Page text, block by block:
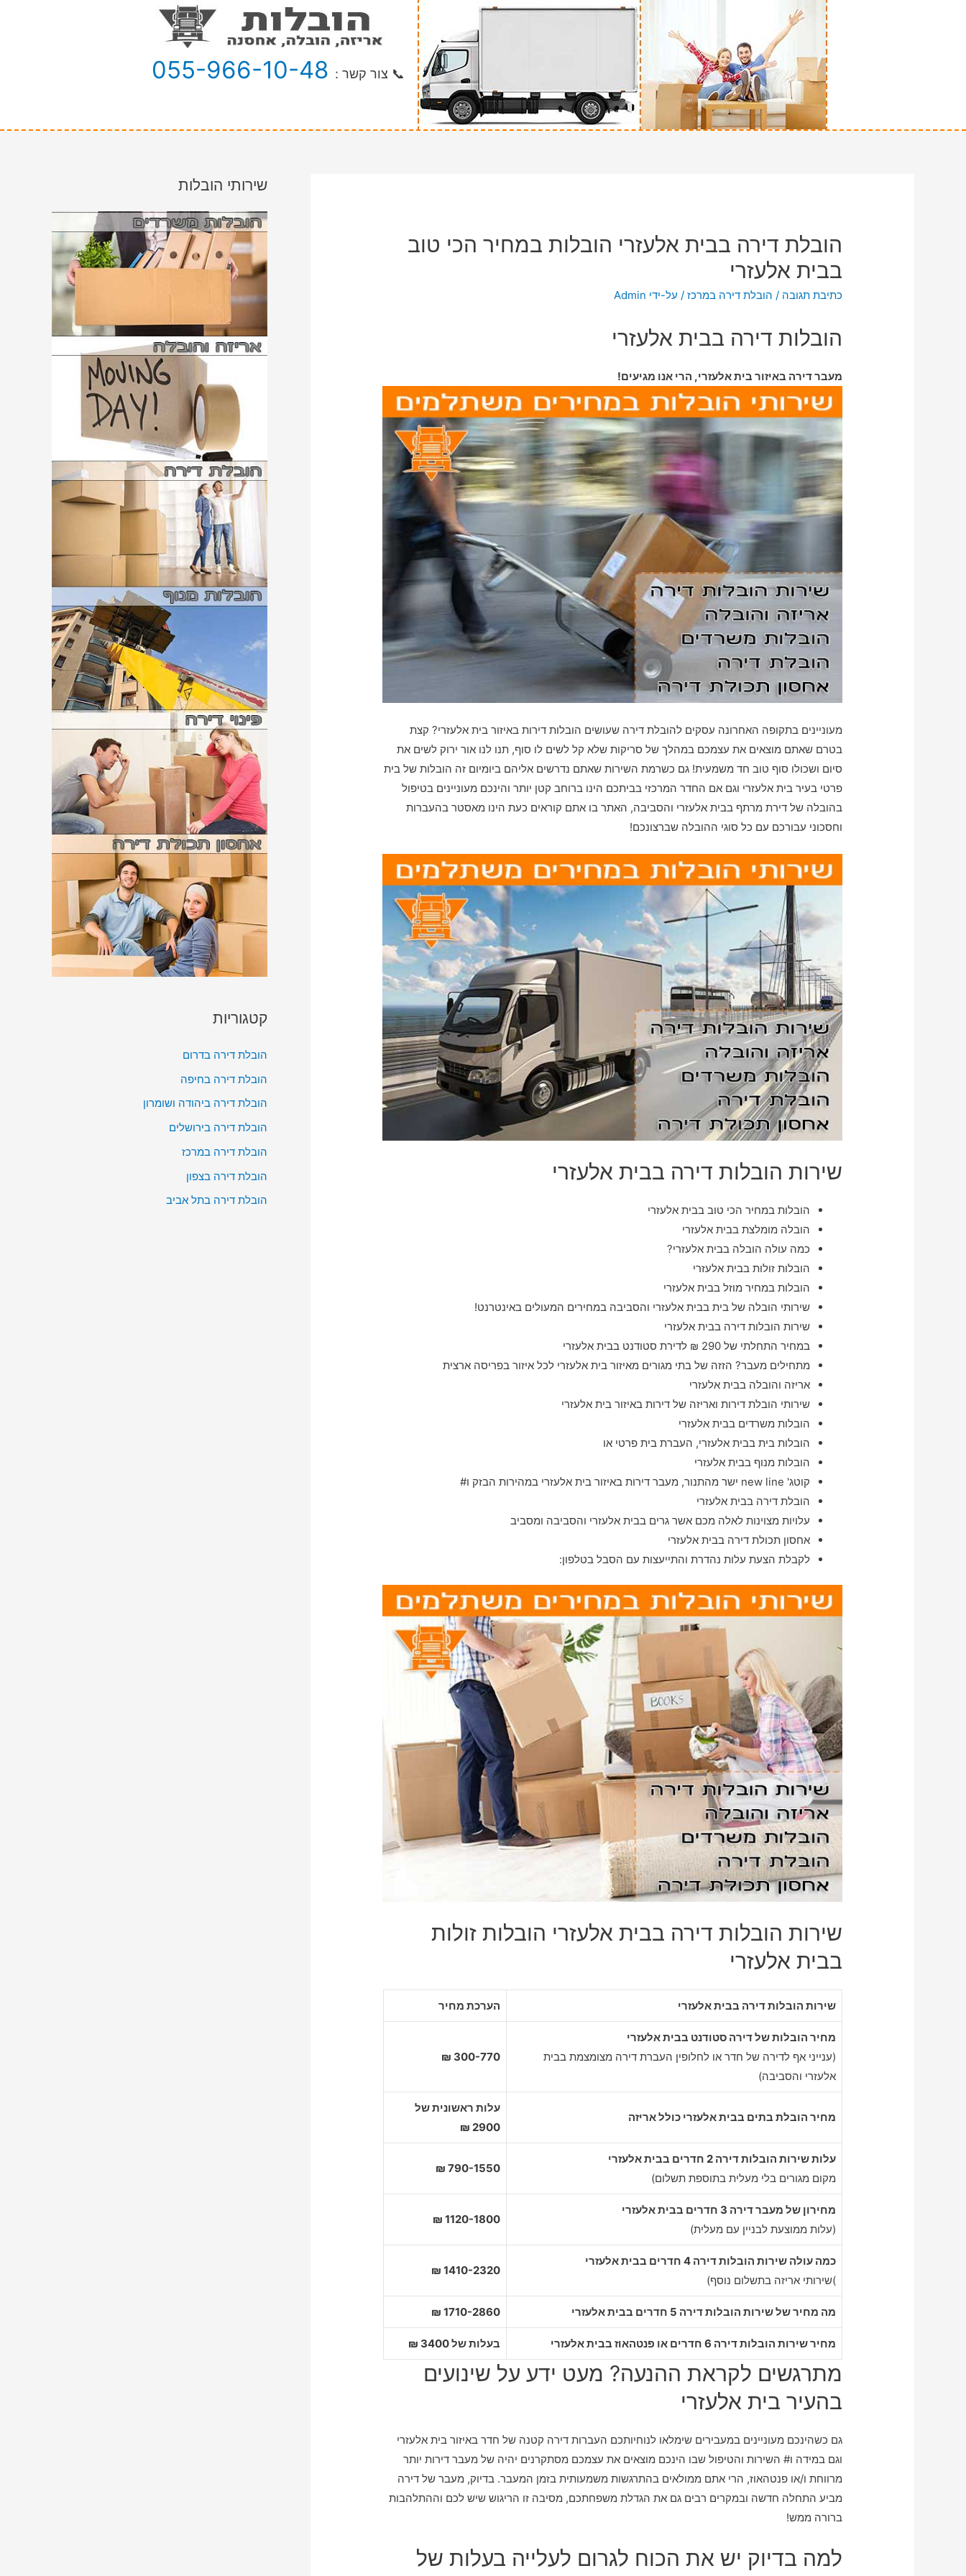
📞 צור קשר : 055-966-10-48
הובלת דירה בבית אלעזרי הובלות במחיר הכי טוב
בבית אלעזרי
כתיבת תגובה / הובלת דירה במרכז / על-ידי Admin
הובלות דירה בבית אלעזרי
מעבר דירה באיזור בית אלעזרי, הרי אנו מגיעים!
מעוניינים בתקופה האחרונה עסקים להובלת דירה שעושים הובלות דירות באיזור בית אלעזרי? קצת
בטרם שאתם מוצאים את עצמכם במהלך של סריקות שלא קל לשים לו סוף, תנו לנו אור ירוק לשים את
סיום ושכולו סוף טוב חד משמעית! גם כשרמת השירות שאתם נדרשים אליהם ביומיום זה הובלות של בית
פרטי בעיר בית אלעזרי וגם אם החדר המרכזי בביתכם הינו ברוחב קטן יותר והינכם מעוניינים בטיפול
בהובלה של דירת מרתף בבית אלעזרי והסביבה, האתר בו אתם קוראים כעת הינו מאסטר בהעברות
וחסכוני עבורכם עם כל סוגי ההובלה שברצונכם!
שירות הובלות דירה בבית אלעזרי
הובלות במחיר הכי טוב בבית אלעזרי
הובלה מומלצת בבית אלעזרי
כמה עולה הובלה בבית אלעזרי?
הובלות זולות בבית אלעזרי
הובלות במחיר מוזל בבית אלעזרי
שירותי הובלה של בית בבית אלעזרי והסביבה במחירים המעולים באינטרנט!
שירות הובלות דירה בבית אלעזרי
במחיר התחלתי של 290 ₪ לדירת סטודנט בבית אלעזרי
מתחילים מעבר? הזזה של בתי מגורים מאיזור בית אלעזרי לכל איזור בפריסה ארצית
אריזה והובלה בבית אלעזרי
שירותי הובלת דירות ואריזה של דירות באיזור בית אלעזרי
הובלות משרדים בבית אלעזרי
הובלות בית בבית אלעזרי, העברת בית פרטי או
הובלות מנוף בבית אלעזרי
קוטג' new line ישר מהתנור, מעבר דירות באיזור בית אלעזרי במהירות הבזק ו#
הובלת דירה בבית אלעזרי
עלויות מצוינות לאלה מכם אשר גרים בבית אלעזרי והסביבה ומסביב
אחסון תכולת דירה בבית אלעזרי
לקבלת הצעת עלות נהדרת והתייעצות עם הסבל בטלפון:
שירות הובלות דירה בבית אלעזרי הובלות זולות
בבית אלעזרי
שירות הובלות דירה בבית אלעזרי הערכת מחיר
מחיר הובלות של דירה סטודנט בבית אלעזרי
(ענייני אף לדירה של חדר או לחלופין העברת דירה מצומצמת בבית
אלעזרי והסביבה)
300-770 ₪
מחיר הובלת בתים בבית אלעזרי כולל אריזה
עלות ראשונית של
2900 ₪
עלות שירות הובלות דירה 2 חדרים בבית אלעזרי
מקום מגורים בלי מעלית בתוספת תשלום)
790-1550 ₪
מחירון של מעבר דירה 3 חדרים בבית אלעזרי
(עלות ממוצעת לבניין עם מעלית)
1120-1800 ₪
כמה עולה שירות הובלות דירה 4 חדרים בבית אלעזרי
)שירותי אריזה בתשלום נוסף)
1410-2320 ₪
מה מחיר של שירות הובלות דירה 5 חדרים בבית אלעזרי 1710-2860 ₪
מחיר שירות הובלות דירה 6 חדרים או פנטהאוז בבית אלעזרי בעלות של 3400 ₪
מתרגשים לקראת ההנעה? מעט ידע על שינועים
בהעיר בית אלעזרי
גם כשהינכם מעוניינים במעבירים שימלאו לנוחיותכם העברות דירה קטנה של חדר באיזור בית אלעזרי
וגם במידה ו# השירות והטיפול שבו הינכם מוצאים את עצמכם מסתקרנים יהיה של מעבר דירות יותר
מרווחת ו/או פנטהאוז, הרי אתם ממולאים בהתרגשות משמעותית בזמן המעבר. בדיוק, מעבר של דירה
מביע התחלה חדשה ובמקרים רבים גם את הגדלת משפחתכם, מסיבה זו הריגוש שיש לכם וההתלהבות
ברורה ממש!
למה בדיוק יש את הכוח לגרום לעלייה בעלות של
שירותי הובלות
קטגוריות
הובלת דירה בדרום
הובלת דירה בחיפה
הובלת דירה ביהודה ושומרון
הובלת דירה בירושלים
הובלת דירה במרכז
הובלת דירה בצפון
הובלת דירה בתל אביב